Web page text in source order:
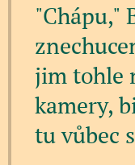
"Chápu,"
jim tohle
kamery,
tu vůbec